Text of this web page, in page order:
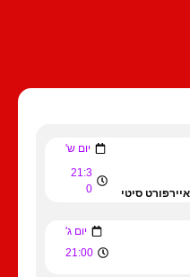
יום ש'
סיטי
21:3
0
יום ג'
21:00